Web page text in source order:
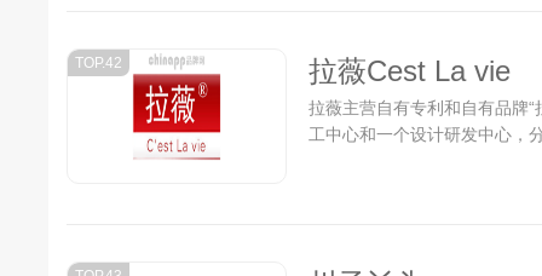
TOP.42 拉薇Cest La vie
拉薇主营自有专利和自有品牌
工中心和一个设计研发中心，